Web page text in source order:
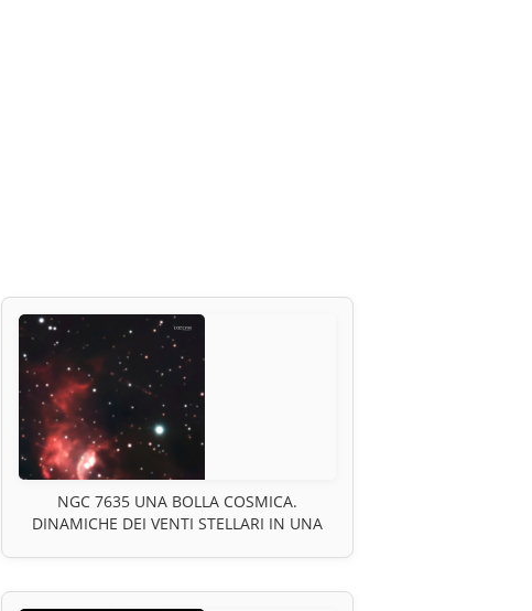
NGC 7635 UNA BOLLA COSMICA.
DINAMICHE DEI VENTI STELLARI IN UNA